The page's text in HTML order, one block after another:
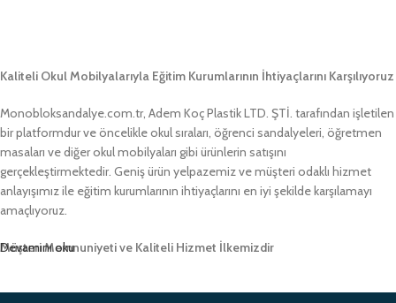
Kaliteli Okul Mobilyalarıyla Eğitim Kurumlarının İhtiyaçlarını Karşılıyoruz
Monobloksandalye.com.tr, Adem Koç Plastik LTD. ŞTİ. tarafından işletilen
bir platformdur ve öncelikle okul sıraları, öğrenci sandalyeleri, öğretmen
masaları ve diğer okul mobilyaları gibi ürünlerin satışını
gerçekleştirmektedir. Geniş ürün yelpazemiz ve müşteri odaklı hizmet
anlayışımız ile eğitim kurumlarının ihtiyaçlarını en iyi şekilde karşılamayı
amaçlıyoruz.
Müşteri Memnuniyeti ve Kaliteli Hizmet İlkemizdir
Devamını oku